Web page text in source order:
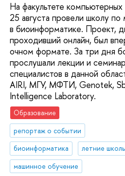
На факультете
25 августа провели школу
в биоинформатике. Проект,
проходивший онлайн, был
очном формате. За три дня
прослушали лекции и
специалистов в данной
AIRI, МГУ, МФТИ, Genotek,
Intelligence Laboratory.
Образование
репортаж о событии
биоинформатика
летние
машинное обучение